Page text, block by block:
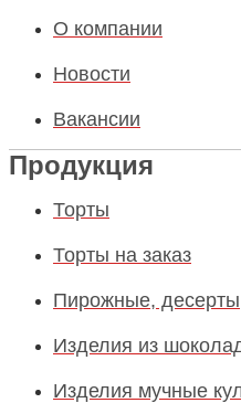
О компании
Новости
Вакансии
Продукция
Торты
Торты на заказ
Пирожные, десерты
Изделия из
Изделия мучные